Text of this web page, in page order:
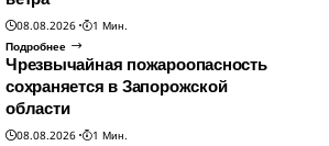
08.08.2026
1 Мин.
Подробнее
Чрезвычайная пожароопасность
сохраняется в Запорожской
области
08.08.2026
1 Мин.